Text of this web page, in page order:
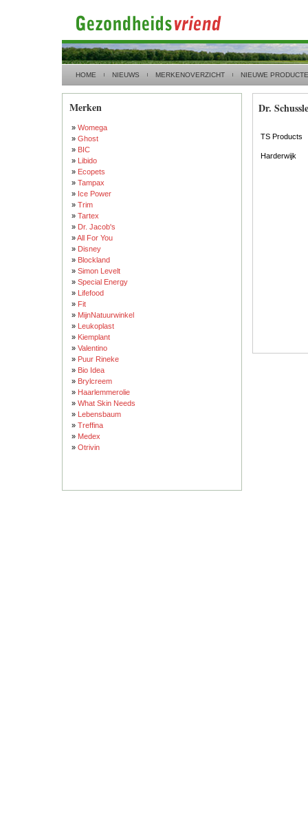
HOME NIEUWS MERKENOVERZICHT NIEUWE
Merken
» Womega
» Ghost
» BIC
» Libido
» Ecopets
» Tampax
» Ice Power
» Trim
» Tartex
» Dr. Jacob's
»All For You
» Disney
» Blockland
» Simon Levelt
» Special Energy
» Lifefood
» Fit
» MijnNatuurwinkel
» Leukoplast
» Kiemplant
» Valentino
» Puur Rineke
» Bio Idea
» Brylcreem
» Haarlemmerolie
» What Skin Needs
» Lebensbaum
» Treffina
» Medex
» Otrivin
Dr.
TS Products
Harderwijk